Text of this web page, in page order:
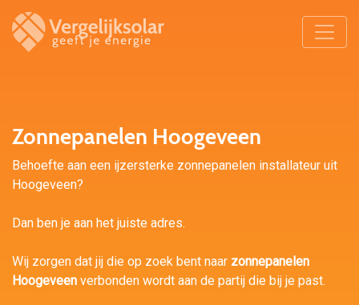
Zonnepanelen Hoogeveen
Behoefte aan een ijzersterke zonnepanelen installateur uit
Hoogeveen?
Dan ben je aan het juiste adres.
Wij zorgen dat jij die op zoek bent naar zonnepanelen
Hoogeveen verbonden wordt aan de partij die bij je past.